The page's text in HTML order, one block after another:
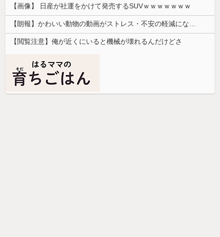
【画像】 日産が社運をかけて発売するSUVｗｗｗｗｗｗｗ
【朗報】かわいい動物の動画がストレス・不安の軽減になる可能性。英大学の研究で実証
【閲覧注意】俺が近くにいると機械が壊れるんだけどさ